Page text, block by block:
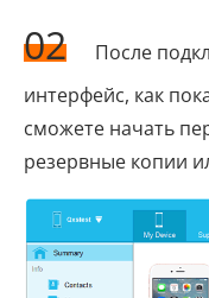
02
После
интерфейс, как
сможете начать
резервные копии